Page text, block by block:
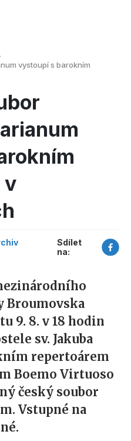
vystoupí s barokním
v
Sdílet
na:
Broumovska
9. 8. v 18 hodin
sv. Jakuba
repertoárem
Boemo Virtuoso
český soubor
Vstupné na